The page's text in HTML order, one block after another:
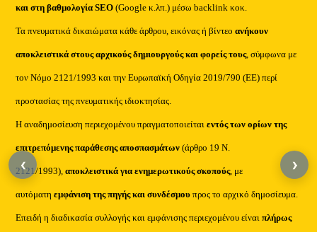
και στη βαθμολογία SEO (Google κ.λπ.) μέσω backlink κοκ.
Τα πνευματικά δικαιώματα κάθε άρθρου, εικόνας ή βίντεοανήκουν
αποκλειστικά στους αρχικούς δημιουργούς και φορείς τους, σύμφωνα με
τον Νόμο 2121/1993 και την Ευρωπαϊκή Οδηγία 2019/790 (ΕΕ) περί
προστασίας της πνευματικής ιδιοκτησίας.
Η αναδημοσίευση περιεχομένου πραγματοποιείταιεντός των ορίων της
επιτρεπόμενης παράθεσης αποσπασμάτων (άρθρο 19 Ν.
2121/1993), αποκλειστικά για ενημερωτικούς σκοπούς, με
αυτόματηεμφάνιση της πηγής και συνδέσμου προς το αρχικό δημοσίευμα.
Επειδή η διαδικασία συλλογής και εμφάνισης περιεχομένου είναιπλήρως
‹ ›